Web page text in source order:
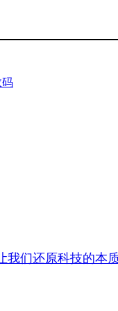
我们还原科技的本